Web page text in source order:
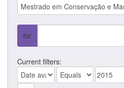
for
Current filters: